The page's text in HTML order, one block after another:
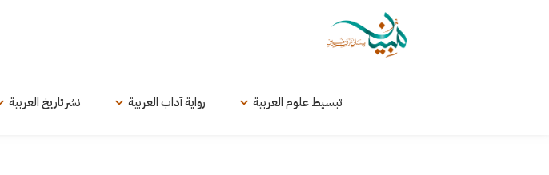
تبسيط علوم العربية رواية آداب العربية نشر تاريخ العربية